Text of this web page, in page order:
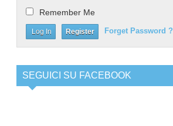
Remember Me
Forget Password ?
Register
SEGUICI SU FACEBOOK